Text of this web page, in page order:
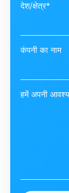
देश/क्षेत्र*
कंपनी का नाम
हमें अपनी